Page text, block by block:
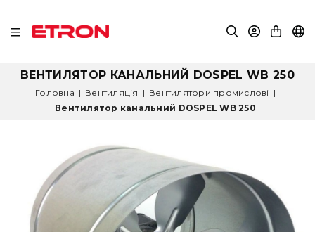
ВЕНТИЛЯТОР КАНАЛЬНИЙ DOSPEL WB 250
Головна | Вентиляція | Вентилятори промислові |
Вентилятор канальний DOSPEL WB 250